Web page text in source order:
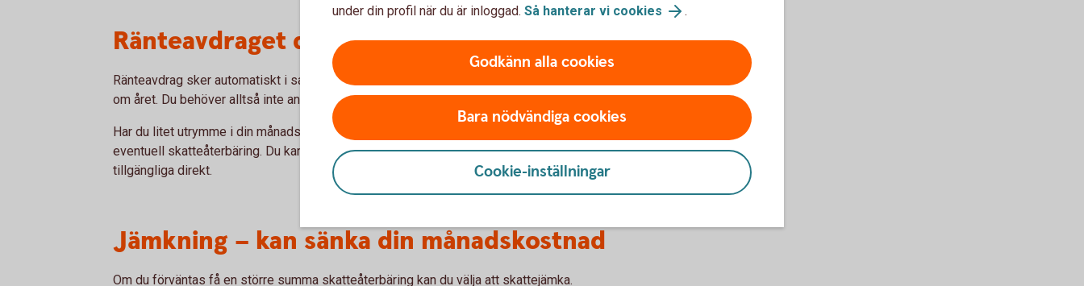
Ränteavdraget dras automatiskt
Ränteavdrag sker automatiskt i samband med att du deklarerar och betalas ut en gång
om året. Du behöver alltså inte ansöka om ränteavdrag för att få pengar tillbaka.
Har du litet utrymme i din månadsbudget kan det kännas tufft att behöva vänta på en
eventuell skatteåterbäring. Du kan då ansöka om skattejämkning, för att få mer pengar
tillgängliga direkt.
Jämkning – kan sänka din månadskostnad
Om du förväntas få en större summa skatteåterbäring kan du välja att skattejämka.
under din profil när du är inloggad. Så hanterar vi cookies .
Godkänn alla cookies
Bara nödvändiga cookies
Cookie-inställningar